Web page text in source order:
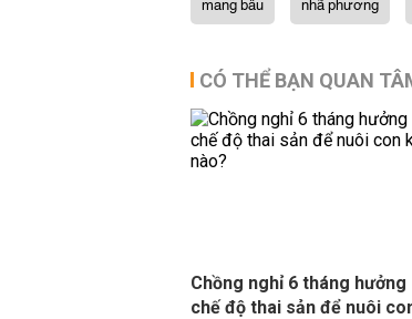
mang bầu nhã phương
CÓ THỂ BẠN QUAN
Chồng nghỉ 6 tháng hưởng
chế độ thai sản để nuôi